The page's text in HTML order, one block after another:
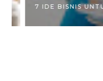
7 IDE BISNIS